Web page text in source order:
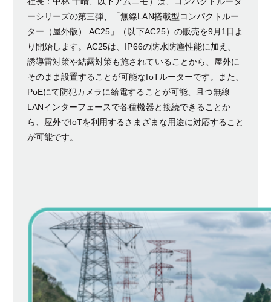
ーシリーズの第三弾、「無線LAN搭載型コンパクトルー
ター（屋外版） AC25」（以下AC25）の販売を9月1日よ
り開始します。AC25は、IP66の防水防塵性能に加え、
誘導雷対策や結露対策も施されていることから、屋外に
そのまま設置することが可能なIoTルーターです。また、
PoEにて防犯カメラに給電することが可能、且つ無線
LANインターフェースで各種機器と接続できることか
ら、屋外でIoTを利用するさまざまな用途に対応すること
が可能です。